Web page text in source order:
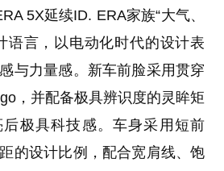
5X延续ID. ERA家族“大气、
语言，以电动化时代的设计表
与力量感。新车前脸采用贯穿
，并配备极具辨识度的灵眸矩
后极具科技感。车身采用短前
的设计比例，配合宽肩线、饱